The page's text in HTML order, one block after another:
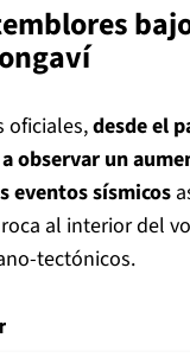
oficiales,desde el
observar un
eventos sísmicos
al interior del
tectónicos.